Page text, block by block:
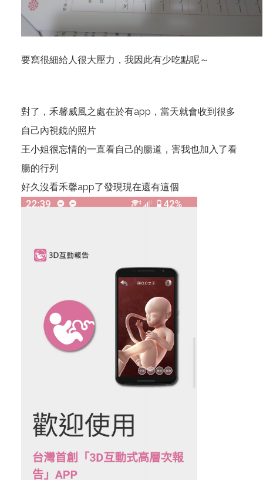
要寫很細給人很大壓力，我因此有少吃點呢～
對了，禾馨威風之處在於有app，當天就會收到很多
自己內視鏡的照片
王小姐很忘情的一直看自己的腸道，害我也加入了看
腸的行列
好久沒看禾馨app了發現現在還有這個